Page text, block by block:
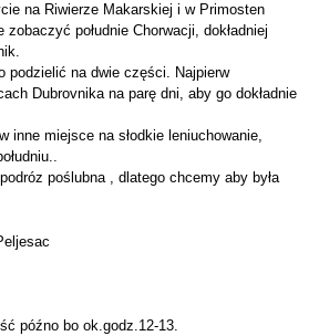
na Riwierze Makarskiej i w Primosten
południe Chorwacji, dokładniej
podzielić na dwie części. Najpierw
Dubrovnika na parę dni, aby go dokładnie
inne miejsce na słodkie leniuchowanie,
poślubna , dlatego chcemy aby była
późno bo ok.godz.12-13.